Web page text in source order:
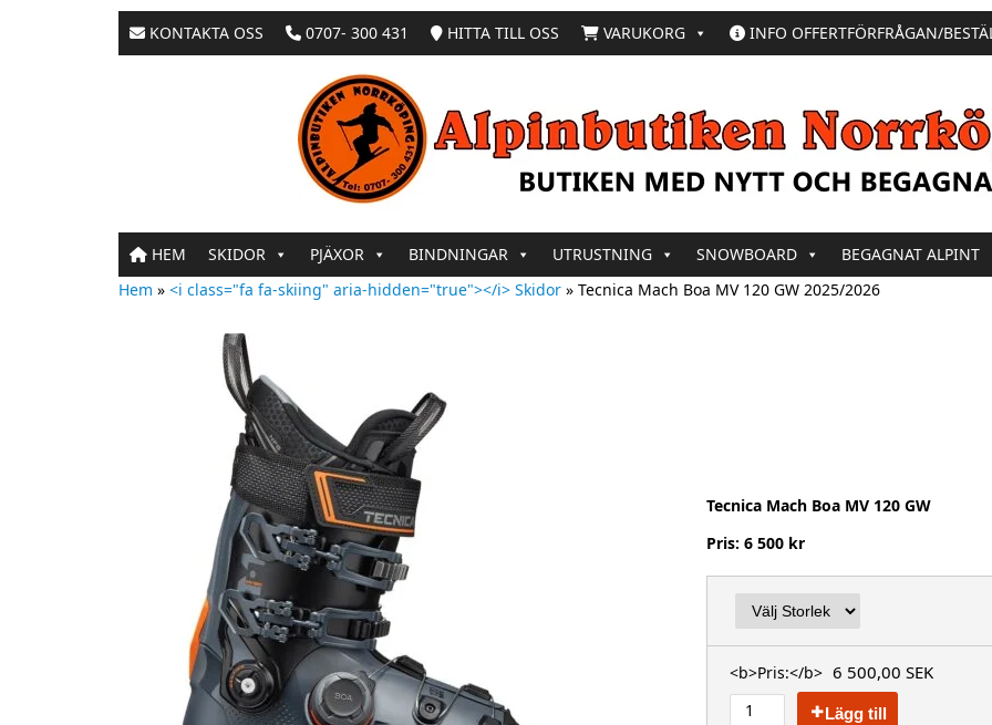
KONTAKTA OSS 0707- 300 431 HITTA TILL OSS VARUKORG INFO OFFERTFÖRFRÅGAN/
HEM SKIDOR PJÄXOR BINDNINGAR UTRUSTNING SNOWBOARD BEGAGNAT ALPINT
Hem » <i class="fa fa-skiing" aria-hidden="true"></i> Skidor » Tecnica Mach Boa MV 120 GW 2025/2026
Tecnica Mach Boa MV 120 GW
Pris: 6 500 kr
<b>Pris:</b> 6 500,00 SEK
Lägg till